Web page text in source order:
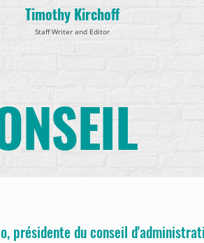
Timothy Kirchoff
Staff Writer and Editor
présidente du conseil